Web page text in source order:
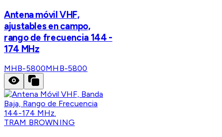
Antena móvil VHF,
ajustables en campo,
rango de frecuencia 144 -
174 MHz
MHB-5800MHB-5800
TRAM BROWNING